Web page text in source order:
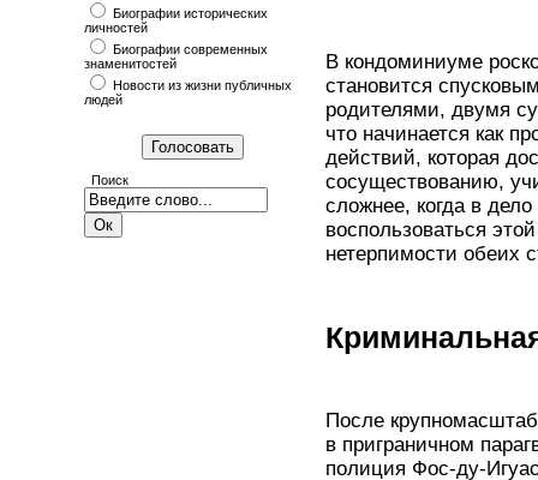
Биографии исторических
личностей
Биографии современных
знаменитостей
Новости из жизни публичных
людей
Поиск
В кондоминиуме
становится
родителями, двумя
что начинается как
действий, которая
сосуществованию,
сложнее, когда в
воспользоваться
нетерпимости обеих
После
в приграничном
полиция Фос-ду-